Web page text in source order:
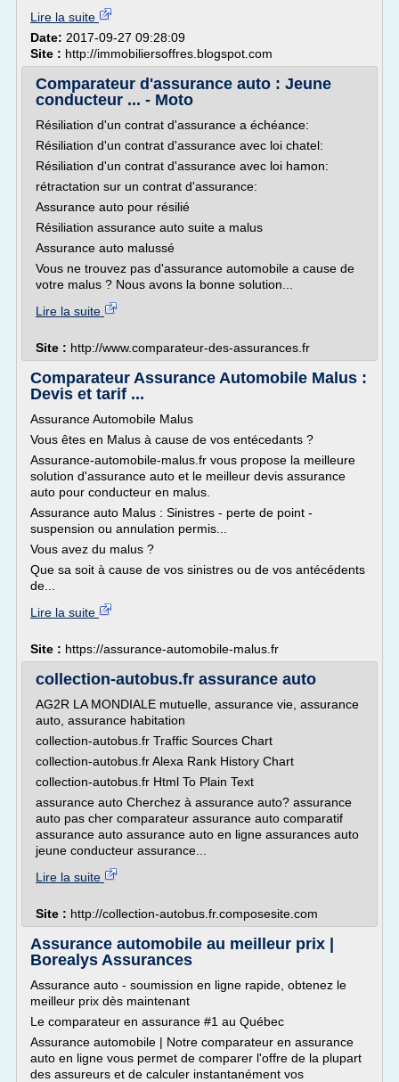
Lire la suite
Date: 2017-09-27 09:28:09
Site : http://immobiliersoffres.blogspot.com
Comparateur d'assurance auto : Jeune
conducteur ... - Moto
Résiliation d'un contrat d'assurance a échéance:
Résiliation d'un contrat d'assurance avec loi chatel:
Résiliation d'un contrat d'assurance avec loi hamon:
rétractation sur un contrat d'assurance:
Assurance auto pour résilié
Résiliation assurance auto suite a malus
Assurance auto malussé
Vous ne trouvez pas d'assurance automobile a cause de
votre malus ? Nous avons la bonne solution...
Lire la suite
Site : http://www.comparateur-des-assurances.fr
Comparateur Assurance Automobile Malus :
Devis et tarif ...
Assurance Automobile Malus
Vous êtes en Malus à cause de vos entécedants ?
Assurance-automobile-malus.fr vous propose la meilleure
solution d'assurance auto et le meilleur devis assurance
auto pour conducteur en malus.
Assurance auto Malus : Sinistres - perte de point -
suspension ou annulation permis...
Vous avez du malus ?
Que sa soit à cause de vos sinistres ou de vos antécédents
de...
Lire la suite
Site : https://assurance-automobile-malus.fr
collection-autobus.fr assurance auto
AG2R LA MONDIALE mutuelle, assurance vie, assurance
auto, assurance habitation
collection-autobus.fr Traffic Sources Chart
collection-autobus.fr Alexa Rank History Chart
collection-autobus.fr Html To Plain Text
assurance auto Cherchez à assurance auto? assurance
auto pas cher comparateur assurance auto comparatif
assurance auto assurance auto en ligne assurances auto
jeune conducteur assurance...
Lire la suite
Site : http://collection-autobus.fr.composesite.com
Assurance automobile au meilleur prix |
Borealys Assurances
Assurance auto - soumission en ligne rapide, obtenez le
meilleur prix dès maintenant
Le comparateur en assurance #1 au Québec
Assurance automobile | Notre comparateur en assurance
auto en ligne vous permet de comparer l'offre de la plupart
des assureurs et de calculer instantanément vos